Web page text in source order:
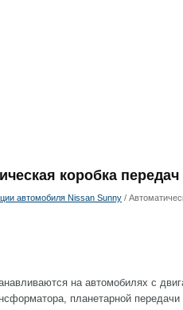
коробка передач
автомобиля Nissan Sunny /
на автомобилях с
планетарной